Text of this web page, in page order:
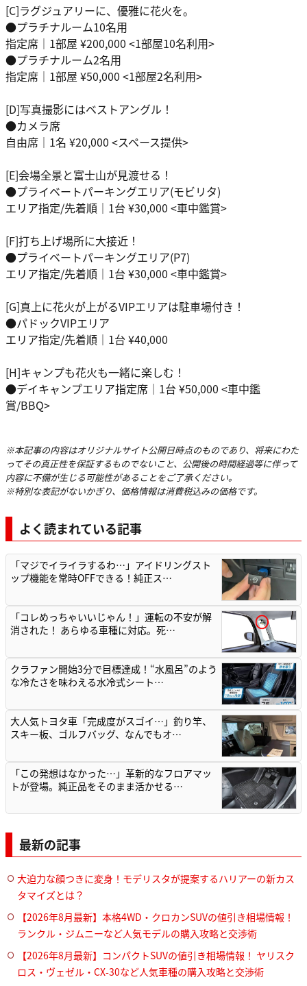
[C]ラグジュアリーに、優雅に花火を。
●プラチナルーム10名用
指定席｜1部屋 ¥200,000 <1部屋10名利用>
●プラチナルーム2名用
指定席｜1部屋 ¥50,000 <1部屋2名利用>
[D]写真撮影にはベストアングル！
●カメラ席
自由席｜1名 ¥20,000 <スペース提供>
[E]会場全景と富士山が見渡せる！
●プライベートパーキングエリア(モビリタ)
エリア指定/先着順｜1台 ¥30,000 <車中鑑賞>
[F]打ち上げ場所に大接近！
●プライベートパーキングエリア(P7)
エリア指定/先着順｜1台 ¥30,000 <車中鑑賞>
[G]真上に花火が上がるVIPエリアは駐車場付き！
●パドックVIPエリア
エリア指定/先着順｜1台 ¥40,000
[H]キャンプも花火も一緒に楽しむ！
●デイキャンプエリア指定席｜1台 ¥50,000 <車中鑑
賞/BBQ>
※本記事の内容はオリジナルサイト公開日時点のものであり、将来にわた
ってその真正性を保証するものでないこと、公開後の時間経過等に伴って
内容に不備が生じる可能性があることをご了承ください。
※特別な表記がないかぎり、価格情報は消費税込みの価格です。
よく読まれている記事
「マジでイライラするわ…」アイドリングスト
ップ機能を常時OFFできる！純正ス…
「コレめっちゃいいじゃん！」運転の不安が解
消された！ あらゆる車種に対応。死…
クラファン開始3分で目標達成！“水風呂”のよう
な冷たさを味わえる水冷式シート…
大人気トヨタ車「完成度がスゴイ…」釣り竿、
スキー板、ゴルフバッグ、なんでもオ…
「この発想はなかった…」革新的なフロアマッ
トが登場。純正品をそのまま活かせる…
最新の記事
大迫力な顔つきに変身！モデリスタが提案するハリアーの新カス
タマイズとは？
【2026年8月最新】本格4WD・クロカンSUVの値引き相場情報！
ランクル・ジムニーなど人気モデルの購入攻略と交渉術
【2026年8月最新】コンパクトSUVの値引き相場情報！ ヤリスク
ロス・ヴェゼル・CX-30など人気車種の購入攻略と交渉術